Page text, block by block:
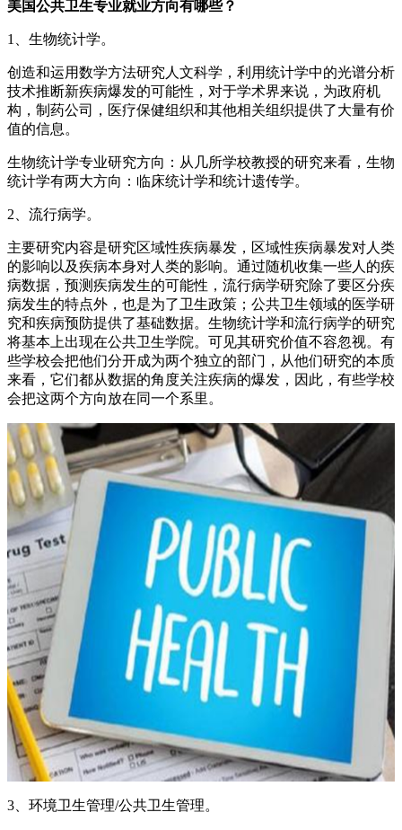
美国公共卫生专业就业方向有哪些？
1、生物统计学。
创造和运用数学方法研究人文科学，利用统计学中的光谱分析
技术推断新疾病爆发的可能性，对于学术界来说，为政府机
构，制药公司，医疗保健组织和其他相关组织提供了大量有价
值的信息。
生物统计学专业研究方向：从几所学校教授的研究来看，生物
统计学有两大方向：临床统计学和统计遗传学。
2、流行病学。
主要研究内容是研究区域性疾病暴发，区域性疾病暴发对人类
的影响以及疾病本身对人类的影响。通过随机收集一些人的疾
病数据，预测疾病发生的可能性，流行病学研究除了要区分疾
病发生的特点外，也是为了卫生政策；公共卫生领域的医学研
究和疾病预防提供了基础数据。生物统计学和流行病学的研究
将基本上出现在公共卫生学院。可见其研究价值不容忽视。有
些学校会把他们分开成为两个独立的部门，从他们研究的本质
来看，它们都从数据的角度关注疾病的爆发，因此，有些学校
会把这两个方向放在同一个系里。
3、环境卫生管理/公共卫生管理。